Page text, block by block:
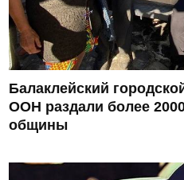
Балаклейский
ООН раздали более
общины